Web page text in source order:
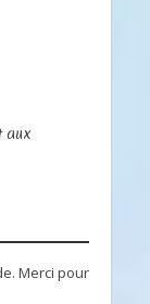
aux
Merci pour